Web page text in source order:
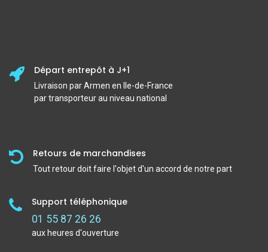
Départ entrepôt à J+1
Livraison par Armen en Ile-de-France
par transporteur au niveau national
Retours de marchandises
Tout retour doit faire l'objet d'un accord de notre part
Support téléphonique
01 55 87 26 26
aux heures d'ouverture